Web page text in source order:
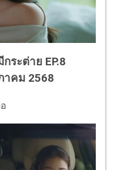
ระต่าย EP.8
าคม 2568